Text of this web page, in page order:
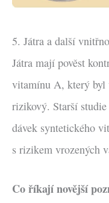
5. Játra a další
Játra mají pověst
vitamínu A, který byl
rizikový. Starší
dávek syntetického
s rizikem vrozených
Co říkají novější